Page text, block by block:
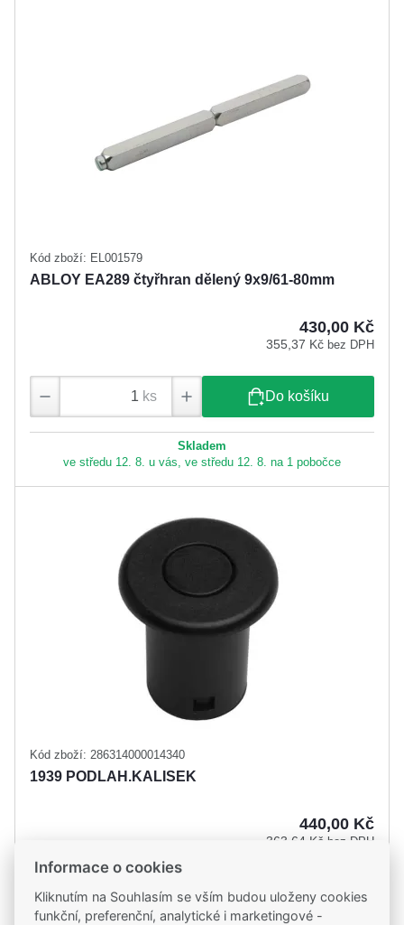
Kód zboží: EL001579
ABLOY EA289 čtyřhran dělený 9x9/61-80mm
430,00 Kč
355,37 Kč bez DPH
ks Do košíku
Skladem
ve středu 12. 8. u vás, ve středu 12. 8. na 1 pobočce
Kód zboží: 286314000014340
1939 PODLAH.KALISEK
440,00 Kč
363,64 Kč bez DPH
ks Do košíku
Informace o cookies
Kliknutím na Souhlasím se vším budou uloženy cookies
funkční, preferenční, analytické i marketingové -